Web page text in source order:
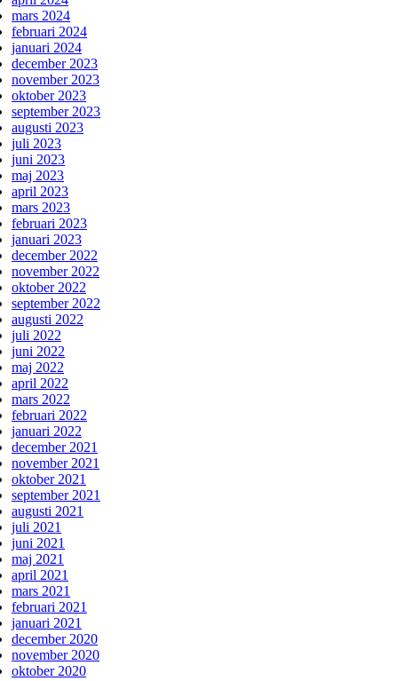
mars 2024
februari 2024
januari 2024
december 2023
november 2023
oktober 2023
september 2023
augusti 2023
juli 2023
juni 2023
maj 2023
april 2023
mars 2023
februari 2023
januari 2023
december 2022
november 2022
oktober 2022
september 2022
augusti 2022
juli 2022
juni 2022
maj 2022
april 2022
mars 2022
februari 2022
januari 2022
december 2021
november 2021
oktober 2021
september 2021
augusti 2021
juli 2021
juni 2021
maj 2021
april 2021
mars 2021
februari 2021
januari 2021
december 2020
november 2020
oktober 2020